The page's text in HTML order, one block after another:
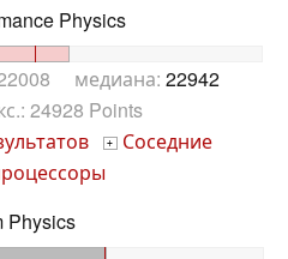
Physics
медиана: 22942
24928 Points
+ Соседние
Physics